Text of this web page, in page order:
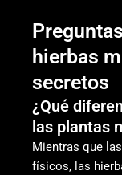
hierbas
secretos
¿Qué
las plantas
Mientras que
físicos, las